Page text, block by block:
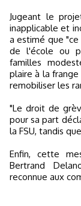
Jugeant le
inapplicable et
a estimé que
de l'école ou
familles
plaire à la
remobiliser les
"Le droit de
pour sa part
la FSU, tandis
Enfin, cette
Bertrand
reconnue aux